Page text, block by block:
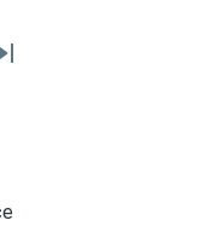
Dernière